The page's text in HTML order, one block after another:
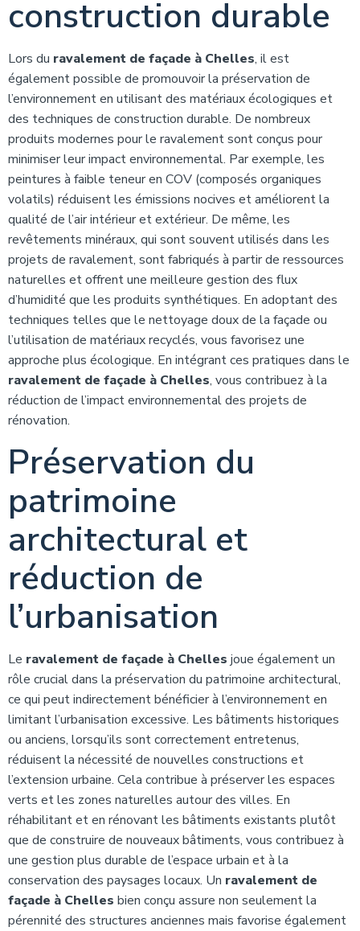
construction durable
Lors du ravalement de façade à Chelles, il est
également possible de promouvoir la préservation de
l’environnement en utilisant des matériaux écologiques et
des techniques de construction durable. De nombreux
produits modernes pour le ravalement sont conçus pour
minimiser leur impact environnemental. Par exemple, les
peintures à faible teneur en COV (composés organiques
volatils) réduisent les émissions nocives et améliorent la
qualité de l’air intérieur et extérieur. De même, les
revêtements minéraux, qui sont souvent utilisés dans les
projets de ravalement, sont fabriqués à partir de ressources
naturelles et offrent une meilleure gestion des flux
d’humidité que les produits synthétiques. En adoptant des
techniques telles que le nettoyage doux de la façade ou
l’utilisation de matériaux recyclés, vous favorisez une
approche plus écologique. En intégrant ces pratiques dans le
ravalement de façade à Chelles, vous contribuez à la
réduction de l’impact environnemental des projets de
rénovation.
Préservation du
patrimoine
architectural et
réduction de
l’urbanisation
Le ravalement de façade à Chelles joue également un
rôle crucial dans la préservation du patrimoine architectural,
ce qui peut indirectement bénéficier à l’environnement en
limitant l’urbanisation excessive. Les bâtiments historiques
ou anciens, lorsqu’ils sont correctement entretenus,
réduisent la nécessité de nouvelles constructions et
l’extension urbaine. Cela contribue à préserver les espaces
verts et les zones naturelles autour des villes. En
réhabilitant et en rénovant les bâtiments existants plutôt
que de construire de nouveaux bâtiments, vous contribuez à
une gestion plus durable de l’espace urbain et à la
conservation des paysages locaux. Un ravalement de
façade à Chelles bien conçu assure non seulement la
pérennité des structures anciennes mais favorise également